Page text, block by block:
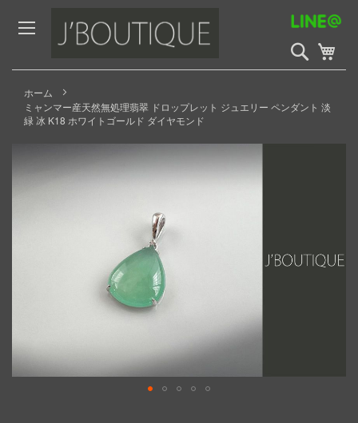
to
Content
検
索
開
ホーム
ミャンマー産天然無処理翡翠 ドロップレット ジュエリー ペンダント 淡
緑 冰 K18 ホワイトゴールド ダイヤモンド
the